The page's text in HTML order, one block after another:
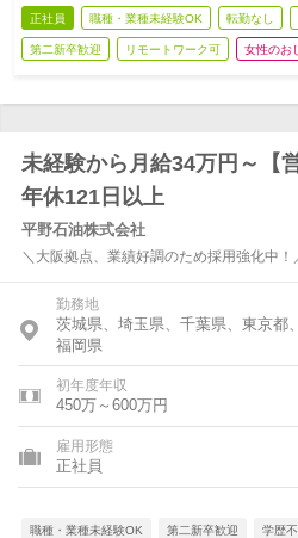
正社員 職種・業種未経験OK 転勤なし
第二新卒歓迎 リモートワーク可 女性のお
未経験から月給34万円～【
年休121日以上
平野石油株式会社
＼大阪拠点、業績好調のため採用強化中
勤務地
茨城県、埼玉県、千葉県、東京都
福岡県
初年度年収
450万～600万円
雇用形態
正社員
職種・業種未経験OK 第二新卒歓迎 学歴